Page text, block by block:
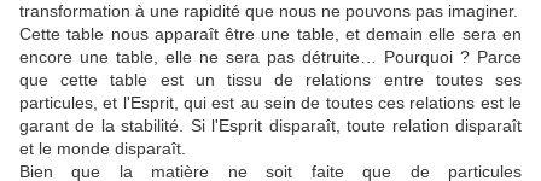
transformation à une rapidité que nous ne pouvons pas imaginer.
Cette table nous apparaît être une table, et demain elle sera en
encore une table, elle ne sera pas détruite… Pourquoi ? Parce
que cette table est un tissu de relations entre toutes ses
particules, et l'Esprit, qui est au sein de toutes ces relations est le
garant de la stabilité. Si l'Esprit disparaît, toute relation disparaît
et le monde disparaît.
Bien que la matière ne soit faite que de particules